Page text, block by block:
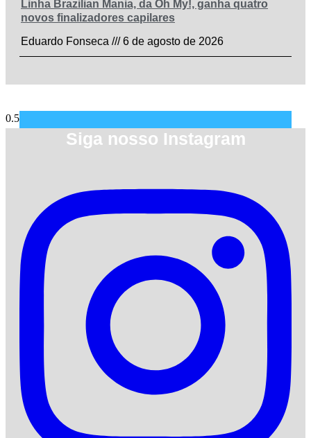
Linha Brazilian Mania, da Oh My!, ganha quatro
novos finalizadores capilares
Eduardo Fonseca
6 de agosto de 2026
Siga nosso Instagram